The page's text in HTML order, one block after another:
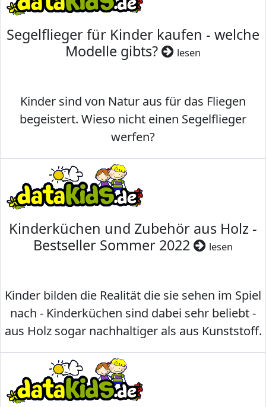
Segelflieger für Kinder kaufen - welche
Modelle gibts?
lesen
Kinder sind von Natur aus für das Fliegen
begeistert. Wieso nicht einen Segelflieger
werfen?
Kinderküchen und Zubehör aus Holz -
Bestseller Sommer 2022
lesen
Kinder bilden die Realität die sie sehen im Spiel
nach - Kinderküchen sind dabei sehr beliebt -
aus Holz sogar nachhaltiger als aus Kunststoff.